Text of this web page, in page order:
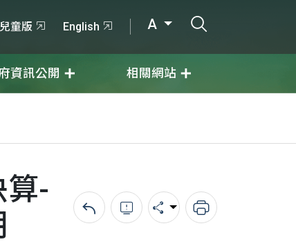
兒童版 English A
資訊公開 相關網站
-
回上一頁錯誤回報分享 列印